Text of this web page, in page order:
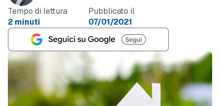
Tempo di lettura
2 minuti
Pubblicato il
07/01/2021